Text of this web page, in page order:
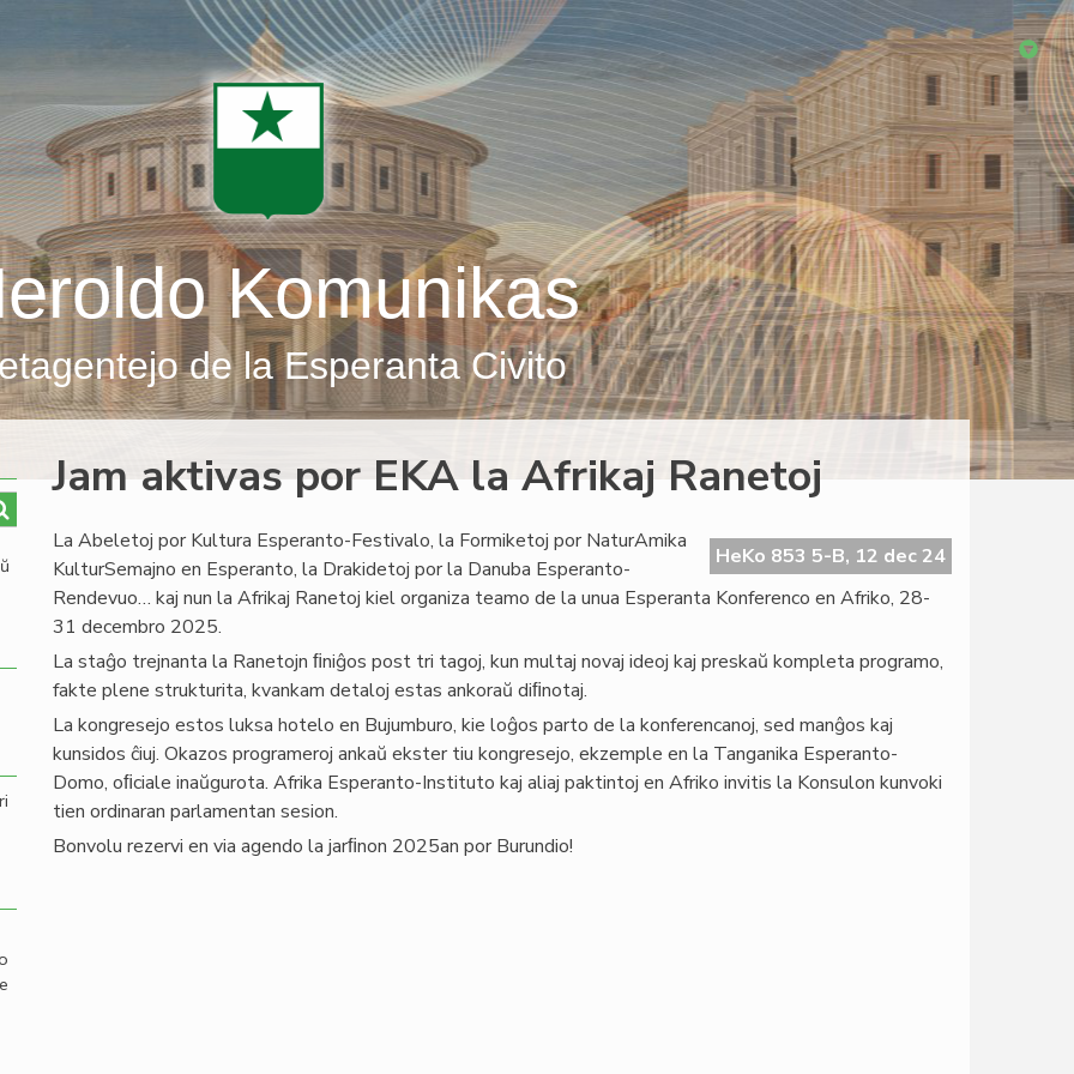
Komunikas
de la Esperanta Civito
Jam aktivas por EKA la Afrikaj Ranetoj
HeKo 853 5-B, 12 dec 24
La Abeletoj por Kultura Esperanto-Festivalo, la Formiketoj por NaturAmika
KulturSemajno en Esperanto, la Drakidetoj por la Danuba Esperanto-
Rendevuo… kaj nun la Afrikaj Ranetoj kiel organiza teamo de la unua Esperanta Konferenco en Afriko, 28-
31 decembro 2025.
La staĝo trejnanta la Ranetojn ﬁniĝos post tri tagoj, kun multaj novaj ideoj kaj preskaŭ kompleta programo,
fakte plene strukturita, kvankam detaloj estas ankoraŭ diﬁnotaj.
La kongresejo estos luksa hotelo en Bujumburo, kie loĝos parto de la konferencanoj, sed manĝos kaj
kunsidos ĉiuj. Okazos programeroj ankaŭ ekster tiu kongresejo, ekzemple en la Tanganika Esperanto-
Domo, oﬁciale inaŭgurota. Afrika Esperanto-Instituto kaj aliaj paktintoj en Afriko invitis la Konsulon kunvoki
tien ordinaran parlamentan sesion.
Bonvolu rezervi en via agendo la jarﬁnon 2025an por Burundio!